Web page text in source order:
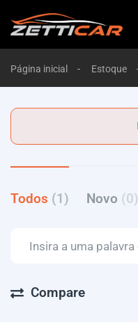
Página inicial Estoque
Todos (1) Novo (0)
Compare